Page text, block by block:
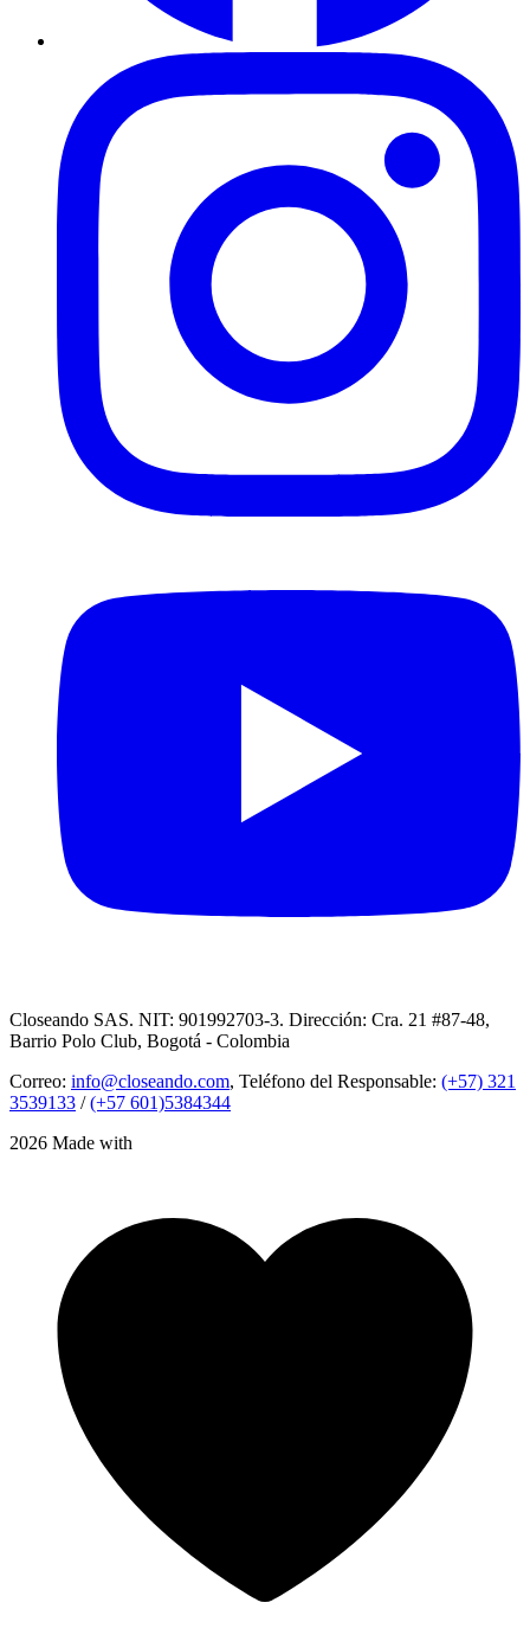
Closeando SAS. NIT: 901992703-3. Dirección: Cra. 21 #87-48,
Barrio Polo Club, Bogotá - Colombia
Correo: info@closeando.com, Teléfono del Responsable: (+57) 321
3539133 /(+57 601)5384344
2026 Made with